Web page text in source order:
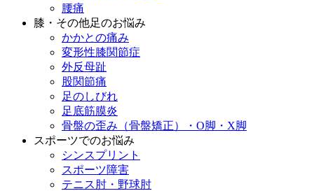
腰痛
膝・その他足のお悩み
かかとの痛み
変形性膝関節症
外反母趾
股関節痛
足のしびれ
足底筋膜炎
骨盤の歪み（骨盤矯正）・O脚・X脚
スポーツでのお悩み
シンスプリント
スポーツ障害
テニス肘・野球肘